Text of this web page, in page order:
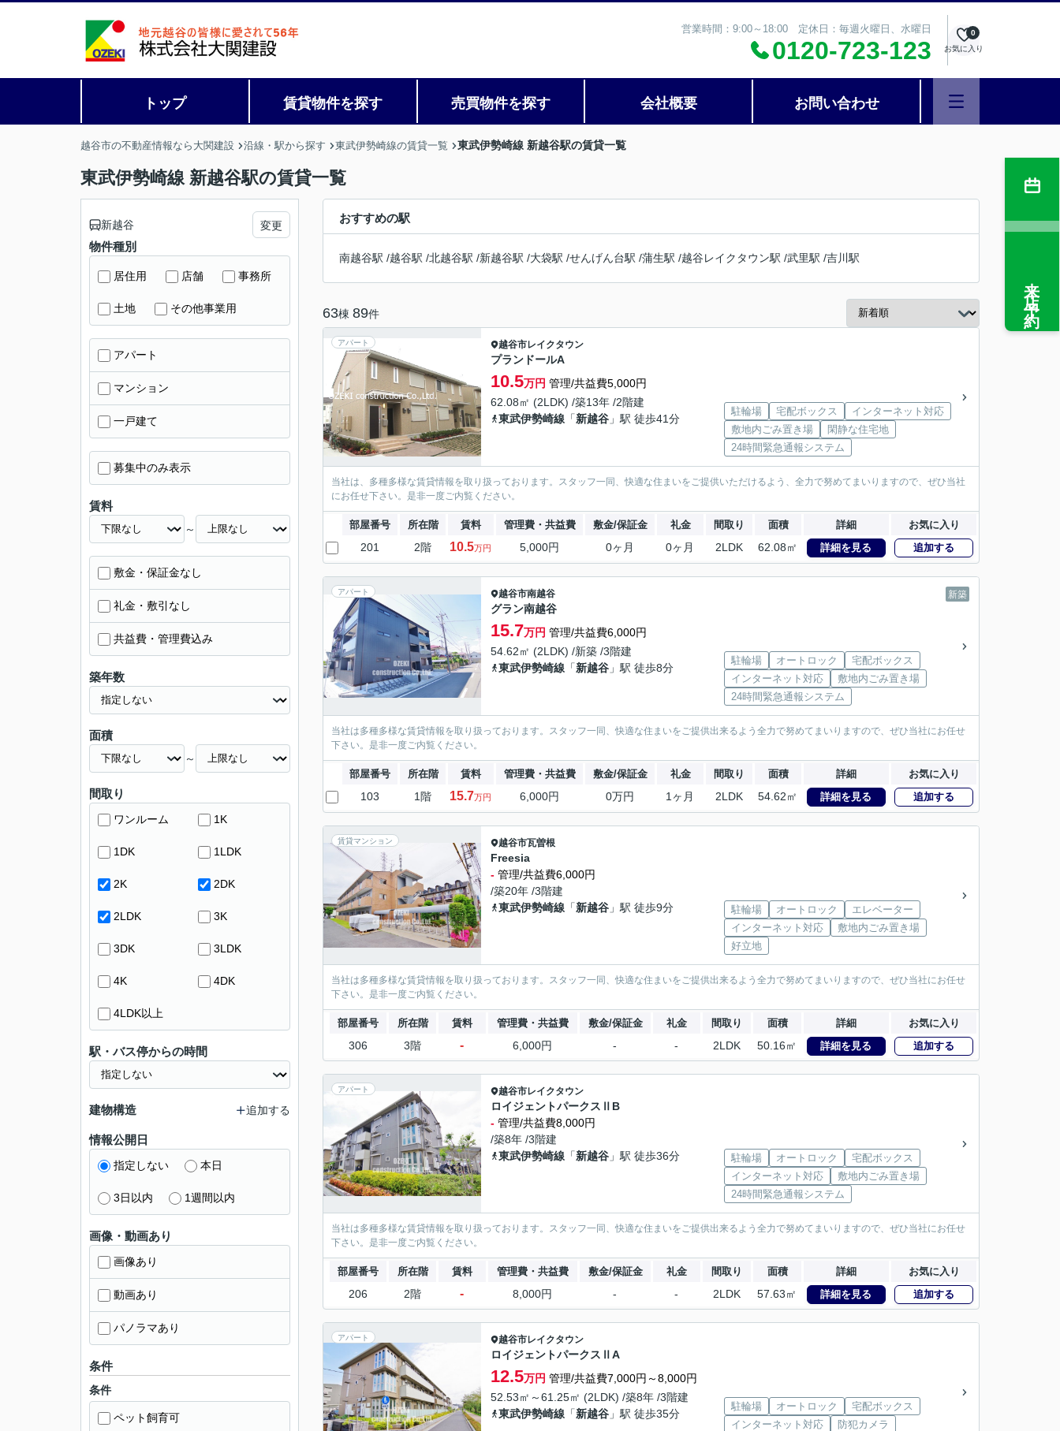
営業時間：9:00～18:00 定休日：毎週火曜日、水曜日
0120-723-123 お気に入り
0
トップ 賃貸物件を探す 売買物件を探す 会社概要 お問い合わせ
越谷市の不動産情報なら大関建設 沿線・駅から探す 東武伊勢崎線の賃貸一覧 東武伊勢崎線 新越谷駅の賃貸一覧
東武伊勢崎線 新越谷駅の賃貸一覧
おすすめの駅
南越谷駅 /越谷駅 /北越谷駅 /新越谷駅 /大袋駅 /せんげん台駅 /蒲生駅 /越谷レイクタウン駅 /武里駅 /吉川駅
63棟 89件
アパート 越谷市レイクタウン
プランドールA
10.5万円 管理/共益費5,000円
62.08㎡ (2LDK) /築13年 /2階建
東武伊勢崎線 「新越谷 」駅 徒歩41分
駐輪場 宅配ボックス
インターネット対応
敷地内ごみ置き場
閑静な住宅地
24時間緊急通報システム
当社は、多種多様な賃貸情報を取り扱っております。スタッフ一同、快適な住まいをご提供いただけるよう、全力で努めてまいりますので、ぜひ当社
にお任せ下さい。是非一度ご内覧ください。
部屋番号 所在階 賃料 管理費・共益費 敷金/保証金 礼金 間取り 面積 詳細 お気に入り
201 2階 10.5万円 5,000円 0ヶ月 0ヶ月 2LDK 62.08㎡ 詳細を見る 追加する
アパート 新築
越谷市南越谷
グラン南越谷
15.7万円 管理/共益費6,000円
54.62㎡ (2LDK) /新築 /3階建
東武伊勢崎線 「新越谷 」駅 徒歩8分
駐輪場 オートロック
宅配ボックス
インターネット対応
敷地内ごみ置き場
24時間緊急通報システム
当社は多種多様な賃貸情報を取り扱っております。スタッフ一同、快適な住まいをご提供出来るよう全力で努めてまいりますので、ぜひ当社にお任せ
下さい。是非一度ご内覧ください。
部屋番号 所在階 賃料 管理費・共益費 敷金/保証金 礼金 間取り 面積 詳細 お気に入り
103 1階 15.7万円 6,000円 0万円 1ヶ月 2LDK 54.62㎡ 詳細を見る 追加する
賃貸マンション 越谷市瓦曽根
Freesia
- 管理/共益費6,000円
/築20年 /3階建
東武伊勢崎線 「新越谷 」駅 徒歩9分 駐輪場 オートロック
エレベーター
インターネット対応
敷地内ごみ置き場
好立地
当社は多種多様な賃貸情報を取り扱っております。スタッフ一同、快適な住まいをご提供出来るよう全力で努めてまいりますので、ぜひ当社にお任せ
下さい。是非一度ご内覧ください。
部屋番号 所在階 賃料 管理費・共益費 敷金/保証金 礼金 間取り 面積 詳細 お気に入り
306 3階 - 6,000円 - - 2LDK 50.16㎡ 詳細を見る 追加する
アパート 越谷市レイクタウン
ロイジェントパークスⅡB
- 管理/共益費8,000円
/築8年 /3階建
東武伊勢崎線 「新越谷 」駅 徒歩36分 駐輪場 オートロック
宅配ボックス
インターネット対応
敷地内ごみ置き場
24時間緊急通報システム
当社は多種多様な賃貸情報を取り扱っております。スタッフ一同、快適な住まいをご提供出来るよう全力で努めてまいりますので、ぜひ当社にお任せ
下さい。是非一度ご内覧ください。
部屋番号 所在階 賃料 管理費・共益費 敷金/保証金 礼金 間取り 面積 詳細 お気に入り
206 2階 - 8,000円 - - 2LDK 57.63㎡ 詳細を見る 追加する
アパート 越谷市レイクタウン
ロイジェントパークスⅡA
12.5万円 管理/共益費7,000円～8,000円
52.53㎡～61.25㎡ (2LDK) /築8年 /3階建
東武伊勢崎線 「新越谷 」駅 徒歩35分
駐輪場 オートロック
宅配ボックス
インターネット対応
防犯カメラ
新越谷 変更
物件種別
居住用 店舗 事務所
土地 その他事業用
アパート
マンション
一戸建て
募集中のみ表示
賃料
～
敷金・保証金なし
礼金・敷引なし
共益費・管理費込み
築年数
面積
～
間取り
ワンルーム 1K
1DK 1LDK
2K 2DK
2LDK 3K
3DK 3LDK
4K 4DK
4LDK以上
駅・バス停からの時間
建物構造 追加する
情報公開日
指定しない 本日
3日以内 1週間以内
画像・動画あり
画像あり
動画あり
パノラマあり
条件
条件
ペット飼育可
来店予約